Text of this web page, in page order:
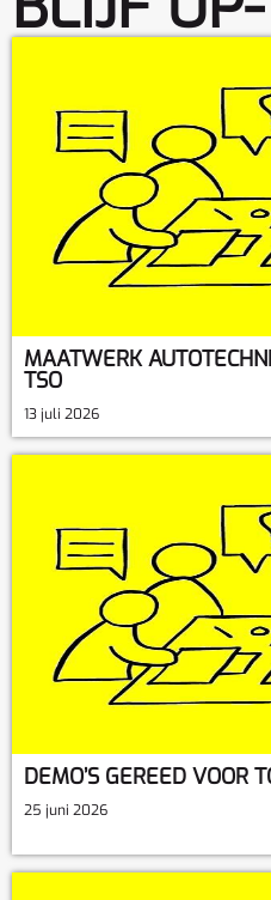
MAATWERK
TSO
13 juli 2026
DEMO’S GEREED VOOR
25 juni 2026